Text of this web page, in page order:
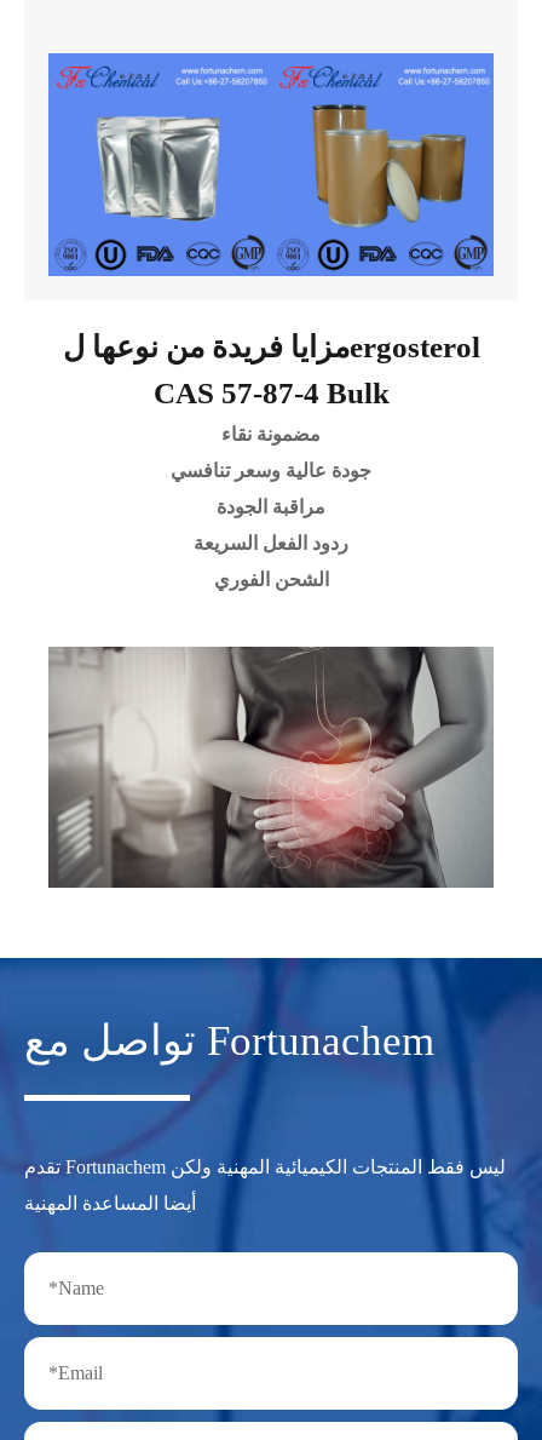
مزايا فريدة من نوعها لergosterol
CAS 57-87-4 Bulk
مضمونة نقاء
جودة عالية وسعر تنافسي
مراقبة الجودة
ردود الفعل السريعة
الشحن الفوري
تواصل مع Fortunachem
تقدم Fortunachem ليس فقط المنتجات الكيميائية المهنية ولكن
أيضا المساعدة المهنية